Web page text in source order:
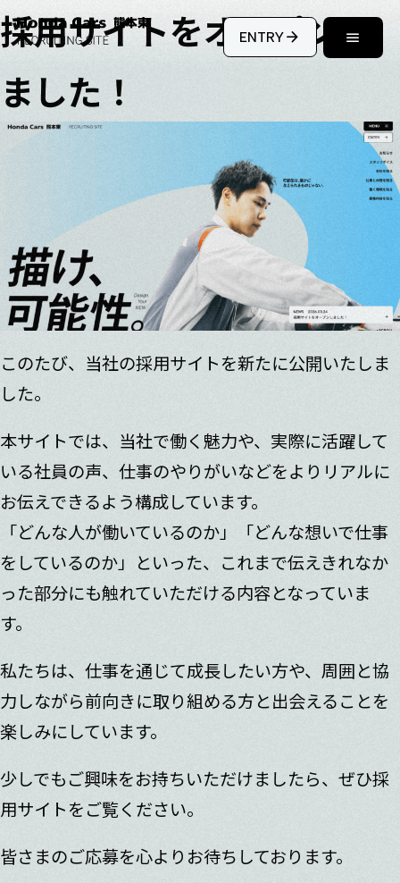
ENTRYarrow_forward menu
採用サイトをオープンし
ました！
このたび、当社の採用サイトを新たに公開いたしま
した。
本サイトでは、当社で働く魅力や、実際に活躍して
いる社員の声、仕事のやりがいなどをよりリアルに
お伝えできるよう構成しています。
「どんな人が働いているのか」「どんな想いで仕事
をしているのか」といった、これまで伝えきれなか
った部分にも触れていただける内容となっていま
す。
私たちは、仕事を通じて成長したい方や、周囲と協
力しながら前向きに取り組める方と出会えることを
楽しみにしています。
少しでもご興味をお持ちいただけましたら、ぜひ採
用サイトをご覧ください。
皆さまのご応募を心よりお待ちしております。